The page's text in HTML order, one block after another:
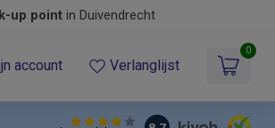
up pointin Duivendrecht
account Verlanglijst
0